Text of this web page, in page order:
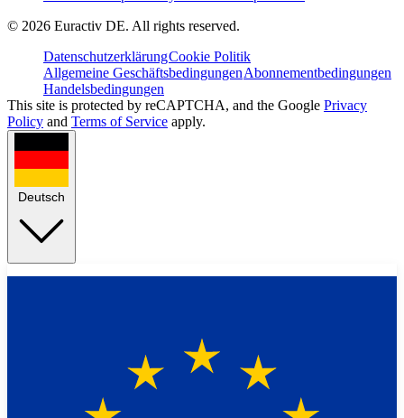
© 2026 Euractiv DE. All rights reserved.
DatenschutzerklärungCookie Politik
Allgemeine GeschäftsbedingungenAbonnementbedingungen
Handelsbedingungen
This site is protected by reCAPTCHA, and the Google Privacy
Policy and Terms of Service apply.
Deutsch